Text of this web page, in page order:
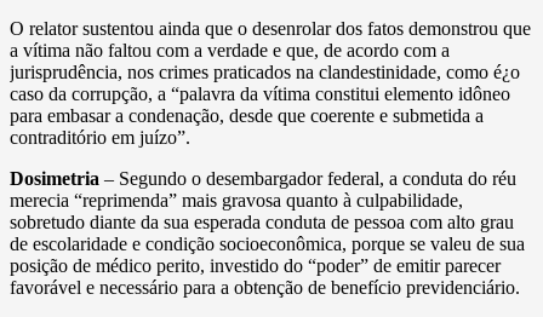
O relator sustentou ainda que o desenrolar dos fatos demonstrou que
a vítima não faltou com a verdade e que, de acordo com a
jurisprudência, nos crimes praticados na clandestinidade, como é¿o
caso da corrupção, a “palavra da vítima constitui elemento idôneo
para embasar a condenação, desde que coerente e submetida a
contraditório em juízo”.
Dosimetria – Segundo o desembargador federal, a conduta do réu
merecia “reprimenda” mais gravosa quanto à culpabilidade,
sobretudo diante da sua esperada conduta de pessoa com alto grau
de escolaridade e condição socioeconômica, porque se valeu de sua
posição de médico perito, investido do “poder” de emitir parecer
favorável e necessário para a obtenção de benefício previdenciário.